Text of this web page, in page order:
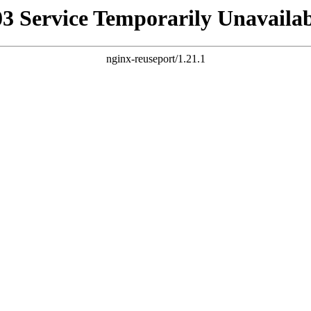
Service Temporarily
nginx-reuseport/1.21.1